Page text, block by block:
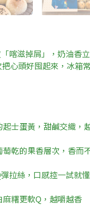
喀滋掉屑」，奶油香
把心頭好囤起來，冰箱
士蛋黃，甜鹹交織，
乾的果香層次，香而
拉絲，口感控一試就懂
麻糬更軟Q，越嚼越香